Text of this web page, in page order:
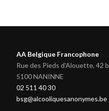
AA Belgique Francophone
Rue des Pieds d'Alouette, 42 b
5100 NANINNE
02 511 40 30
bsg@alcooliquesanonymes.be